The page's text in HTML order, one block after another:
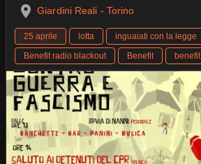
Giardini Reali - Torino
25 aprile lotta
inguaiati con la legge
Benefit radio blackout
Benefit benefit